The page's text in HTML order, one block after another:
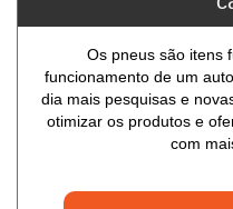
Os pneus são itens
funcionamento de um
dia mais pesquisas e
otimizar os produtos e
com